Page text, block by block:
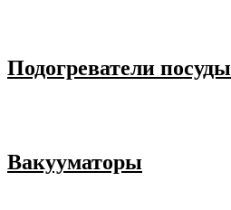
Подогреватели посуды
Вакууматоры